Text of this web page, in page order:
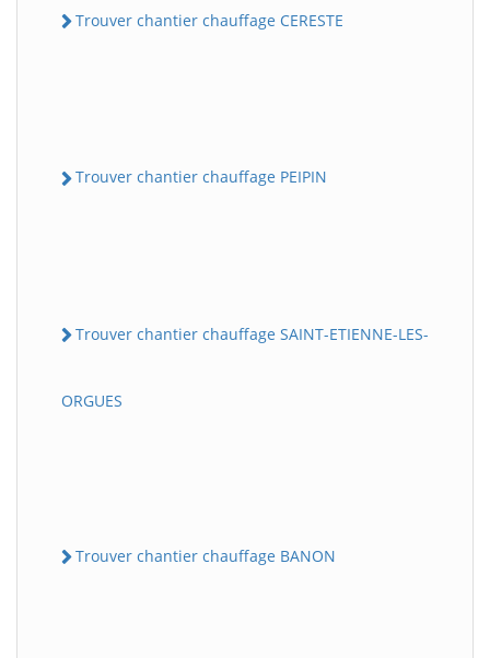
Trouver chantier chauffage CERESTE
Trouver chantier chauffage PEIPIN
Trouver chantier chauffage SAINT-ETIENNE-LES-
ORGUES
Trouver chantier chauffage BANON